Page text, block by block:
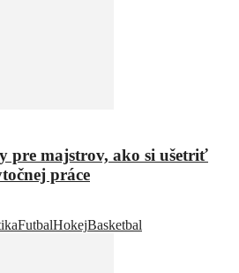
pre majstrov, ako si ušetriť
práce
FutbalHokejBasketbal